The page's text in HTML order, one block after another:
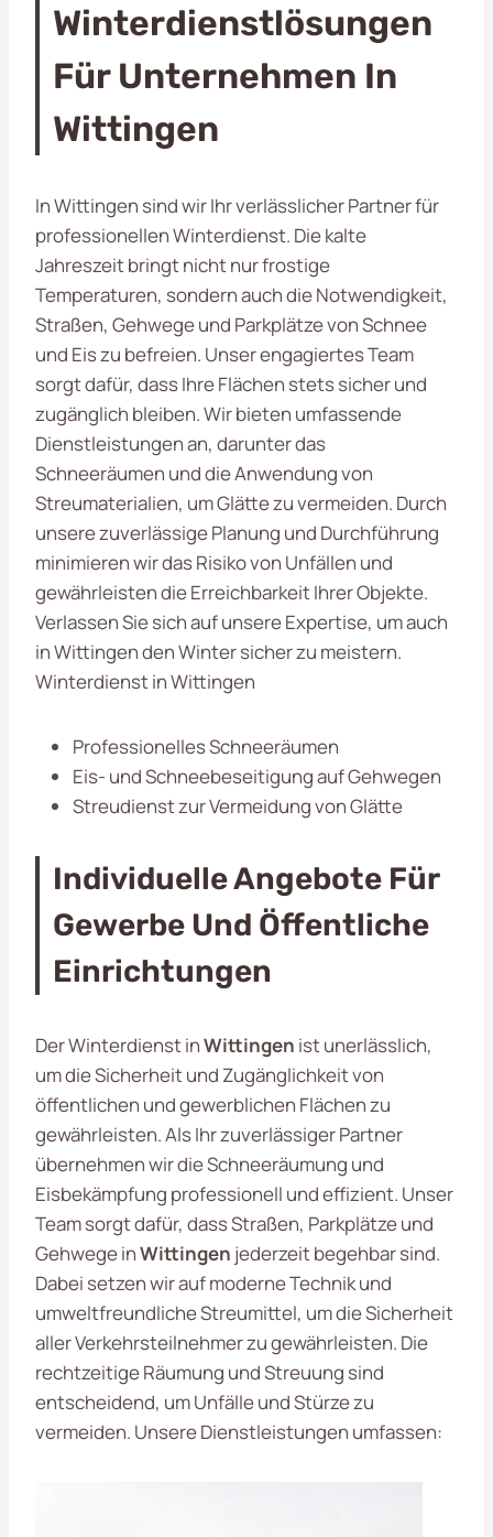
Winterdienstlösungen
Für Unternehmen In
Wittingen
In Wittingen sind wir Ihr verlässlicher Partner für
professionellen Winterdienst. Die kalte
Jahreszeit bringt nicht nur frostige
Temperaturen, sondern auch die Notwendigkeit,
Straßen, Gehwege und Parkplätze von Schnee
und Eis zu befreien. Unser engagiertes Team
sorgt dafür, dass Ihre Flächen stets sicher und
zugänglich bleiben. Wir bieten umfassende
Dienstleistungen an, darunter das
Schneeräumen und die Anwendung von
Streumaterialien, um Glätte zu vermeiden. Durch
unsere zuverlässige Planung und Durchführung
minimieren wir das Risiko von Unfällen und
gewährleisten die Erreichbarkeit Ihrer Objekte.
Verlassen Sie sich auf unsere Expertise, um auch
in Wittingen den Winter sicher zu meistern.
Winterdienst in Wittingen
Professionelles Schneeräumen
Eis- und Schneebeseitigung auf Gehwegen
Streudienst zur Vermeidung von Glätte
Individuelle Angebote Für
Gewerbe Und Öffentliche
Einrichtungen
Der Winterdienst inWittingen ist unerlässlich,
um die Sicherheit und Zugänglichkeit von
öffentlichen und gewerblichen Flächen zu
gewährleisten. Als Ihr zuverlässiger Partner
übernehmen wir die Schneeräumung und
Eisbekämpfung professionell und effizient. Unser
Team sorgt dafür, dass Straßen, Parkplätze und
Gehwege inWittingen jederzeit begehbar sind.
Dabei setzen wir auf moderne Technik und
umweltfreundliche Streumittel, um die Sicherheit
aller Verkehrsteilnehmer zu gewährleisten. Die
rechtzeitige Räumung und Streuung sind
entscheidend, um Unfälle und Stürze zu
vermeiden. Unsere Dienstleistungen umfassen: